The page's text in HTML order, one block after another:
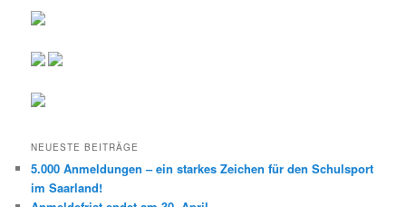
NEUESTE BEITRÄGE
5.000 Anmeldungen – ein starkes Zeichen für den Schulsport
im Saarland!